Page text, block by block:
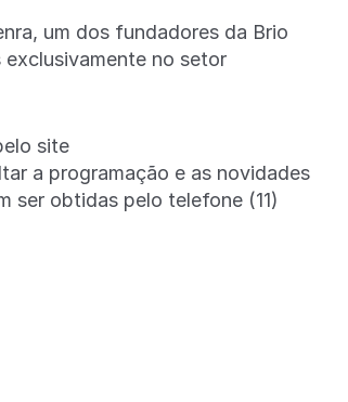
um dos fundadores da Brio
no setor
site
a programação e as novidades
ser obtidas pelo telefone (11)